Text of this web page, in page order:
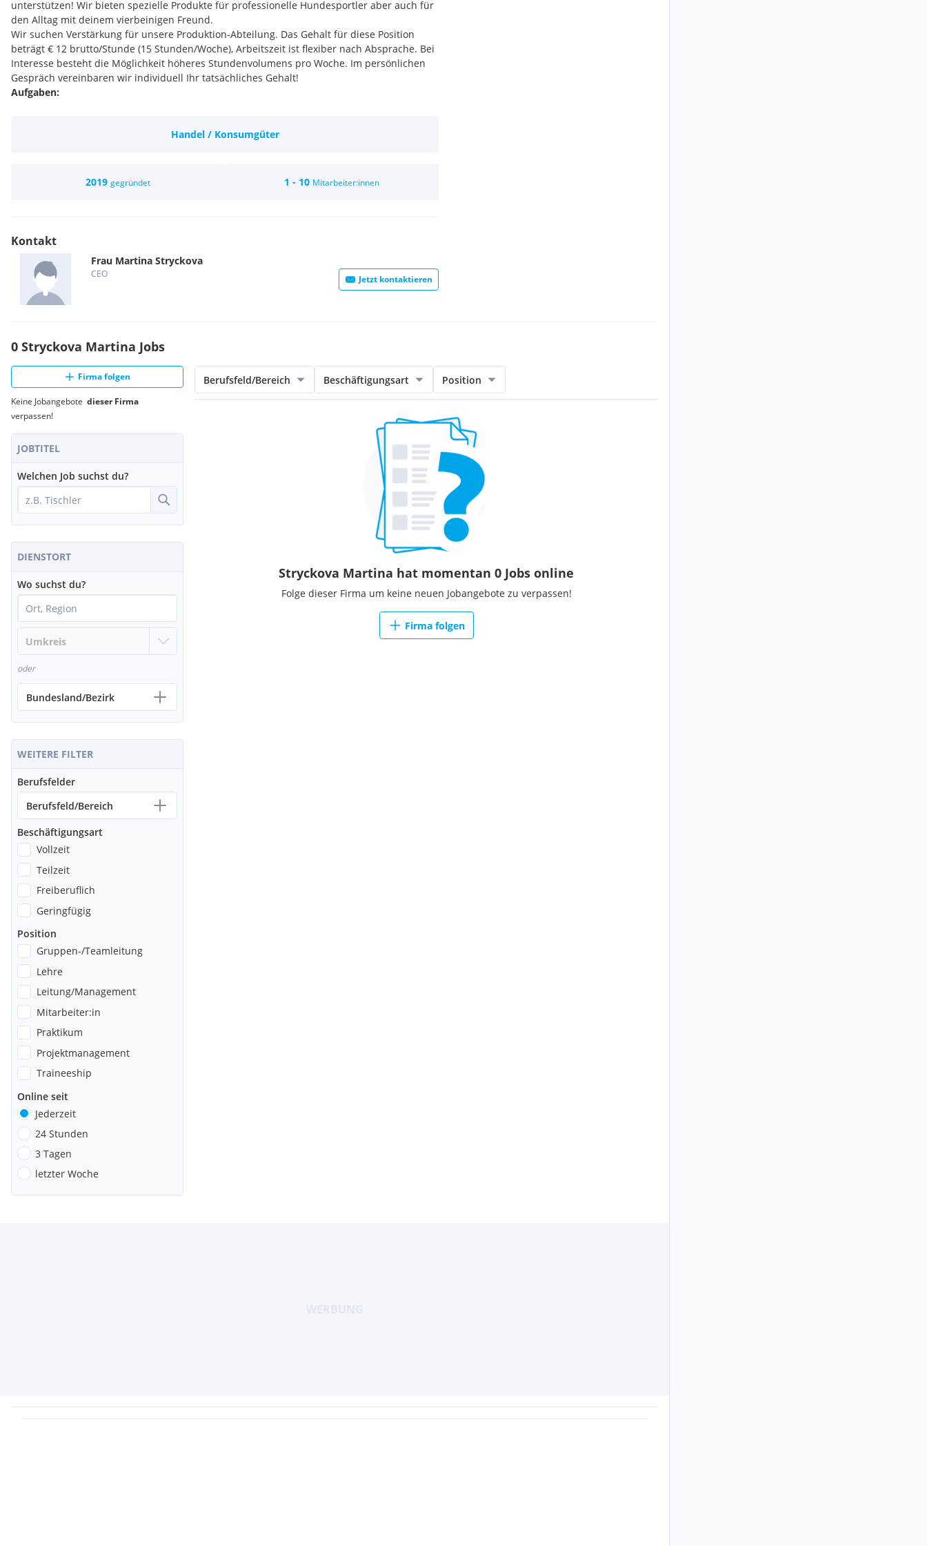
unterstützen! Wir bieten spezielle Produkte für professionelle Hundesportler aber auch für
den Alltag mit deinem vierbeinigen Freund.
Wir suchen Verstärkung für unsere Produktion-Abteilung. Das Gehalt für diese Position
beträgt € 12 brutto/Stunde (15 Stunden/Woche), Arbeitszeit ist flexiber nach Absprache. Bei
Interesse besteht die Möglichkeit höheres Stundenvolumens pro Woche. Im persönlichen
Gespräch vereinbaren wir individuell Ihr tatsächliches Gehalt!
Aufgaben:
Idealerweise Berufserfahrung in einer Näherei
Wir Bieten:
Eine Einschulung während der Einarbeitungsphase
Einen sicheren Arbeitsplatz
Familienfreundliche Arbeitszeitmodelle
Zugang zur neusten Trends im Hundesport für attraktive Mitarbeiterrabatte
Handel / Konsumgüter
2019 gegründet 1 - 10 Mitarbeiter:innen
Kontakt
Frau Martina Stryckova
CEO Jetzt kontaktieren
0 Stryckova Martina Jobs
Firma folgen
Keine Jobangebote dieser Firma
verpassen!
JOBTITEL
Welchen Job suchst du?
DIENSTORT
Wo suchst du?
oder
Bundesland/Bezirk
WEITERE FILTER
Berufsfelder
Berufsfeld/Bereich
Beschäftigungsart
Vollzeit
Teilzeit
Freiberuflich
Geringfügig
Position
Gruppen-/Teamleitung
Lehre
Leitung/Management
Mitarbeiter:in
Praktikum
Projektmanagement
Traineeship
Online seit
Jederzeit
24 Stunden
3 Tagen
letzter Woche
Berufsfeld/Bereich Beschäftigungsart Position
Stryckova Martina hat momentan 0 Jobs online
Folge dieser Firma um keine neuen Jobangebote zu verpassen!
Firma folgen